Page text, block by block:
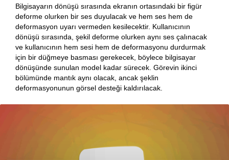
Bilgisayarın dönüşü sırasında ekranın ortasındaki bir figür
deforme olurken bir ses duyulacak ve hem ses hem de
deformasyon uyarı vermeden kesilecektir. Kullanıcının
dönüşü sırasında, şekil deforme olurken aynı ses çalınacak
ve kullanıcının hem sesi hem de deformasyonu durdurmak
için bir düğmeye basması gerekecek, böylece bilgisayar
dönüşünde sunulan model kadar sürecek. Görevin ikinci
bölümünde mantık aynı olacak, ancak şeklin
deformasyonunun görsel desteği kaldırılacak.